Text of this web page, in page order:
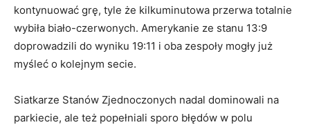
kontynuować grę, tyle że kilkuminutowa przerwa totalnie
wybiła biało-czerwonych. Amerykanie ze stanu 13:9
doprowadzili do wyniku 19:11 i oba zespoły mogły już
myśleć o kolejnym secie.
Siatkarze Stanów Zjednoczonych nadal dominowali na
parkiecie, ale też popełniali sporo błędów w polu